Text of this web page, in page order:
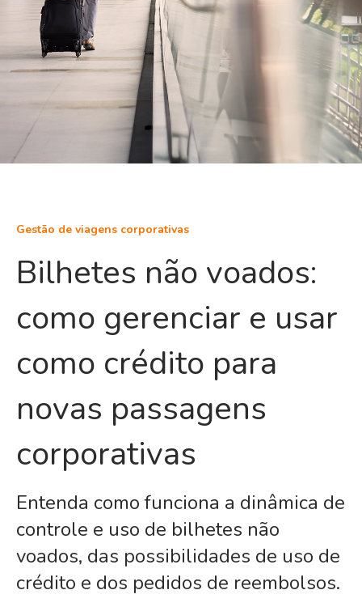
Gestão de viagens corporativas
Bilhetes não voados:
como gerenciar e usar
como crédito para
novas passagens
corporativas
Entenda como funciona a dinâmica de
controle e uso de bilhetes não
voados, das possibilidades de uso de
crédito e dos pedidos de reembolsos.